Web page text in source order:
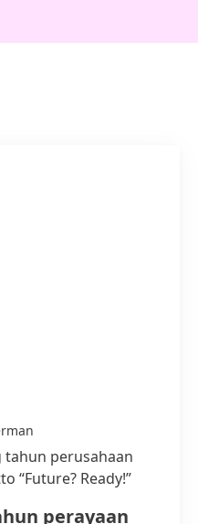
tahun perusahaan
“Future? Ready!”
perayaan